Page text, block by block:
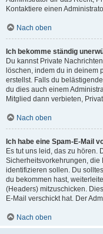
Kontaktiere einen
Nach oben
Ich bekomme ständig
Du kannst Private
löschen, indem du in deinem
erstellst. Falls du
du dies auch einem
Mitglied dann verbieten,
Nach oben
Ich habe eine Spam-E-Mail
Es tut uns leid, das zu hören.
Sicherheitsvorkehrungen, die
identifizieren sollen. Du
du bekommen hast,
(Headers) mitzuschicken.
E-Mail verschickt hat. Der
Nach oben